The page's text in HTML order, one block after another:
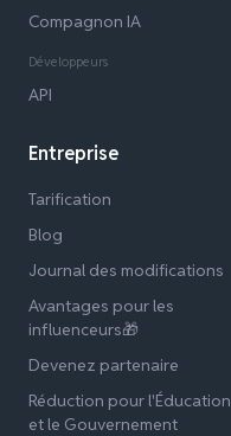
Compagnon IA
Développeurs
API
Entreprise
Tarification
Blog
Journal des modifications
Avantages pour les
influenceurs🎁
Devenez partenaire
Réduction pour l'Éducation
et le Gouvernement